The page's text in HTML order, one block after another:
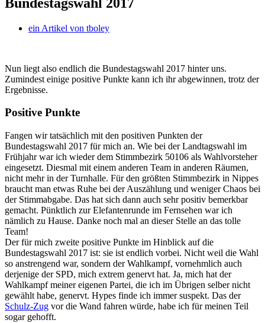
ein Artikel von tboley
Nun liegt also endlich die Bundestagswahl 2017 hinter uns.
Zumindest einige positive Punkte kann ich ihr abgewinnen, trotz der
Ergebnisse.
Positive Punkte
Fangen wir tatsächlich mit den positiven Punkten der
Bundestagswahl 2017 für mich an. Wie bei der Landtagswahl im
Frühjahr war ich wieder dem Stimmbezirk 50106 als Wahlvorsteher
eingesetzt. Diesmal mit einem anderen Team in anderen Räumen,
nicht mehr in der Turnhalle. Für den größten Stimmbezirk in Nippes
braucht man etwas Ruhe bei der Auszählung und weniger Chaos bei
der Stimmabgabe. Das hat sich dann auch sehr positiv bemerkbar
gemacht. Pünktlich zur Elefantenrunde im Fernsehen war ich
nämlich zu Hause. Danke noch mal an dieser Stelle an das tolle
Team!
Der für mich zweite positive Punkte im Hinblick auf die
Bundestagswahl 2017 ist: sie ist endlich vorbei. Nicht weil die Wahl
so anstrengend war, sondern der Wahlkampf, vornehmlich auch
derjenige der SPD, mich extrem genervt hat. Ja, mich hat der
Wahlkampf meiner eigenen Partei, die ich im Übrigen selber nicht
gewählt habe, genervt. Hypes finde ich immer suspekt. Das der
Schulz-Zug vor die Wand fahren würde, habe ich für meinen Teil
sogar gehofft.